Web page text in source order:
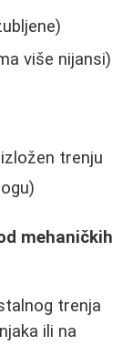
više nijansi)
trenju
mehaničkih
trenja
ili na